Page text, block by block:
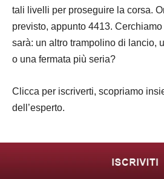
tali livelli per proseguire la corsa.
previsto, appunto 4413.
sarà: un altro trampolino di lancio,
o una fermata più seria?
Clicca per iscriverti, scopriamo
dell’esperto.